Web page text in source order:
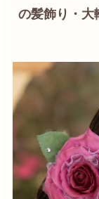
の髪飾り・大